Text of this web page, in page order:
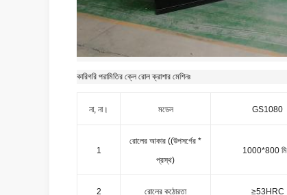
কারিগরি পরামিতির ক্লে রোল ক্রাশার মেশিনঃ
না, না। মডেল GS1080
1
রোলের আকার ((উপসর্গের *
প্রস্থ)
1000*800
2 রোলের কঠোরতা ≥53HRC